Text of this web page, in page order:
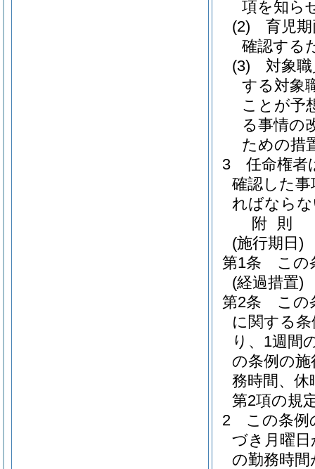
項を知ら
(2)
育児
確認する
(3)
対象
する対象
ことが予
る事情の
ための措
3
任命権者
確認した
ればなら
附 則
(施行期日)
第1条
この
(経過措置)
第2条
この
に関する条
り、1週間
の条例の施
務時間、休
第2項の規
2
この条例
づき月曜
の勤務時